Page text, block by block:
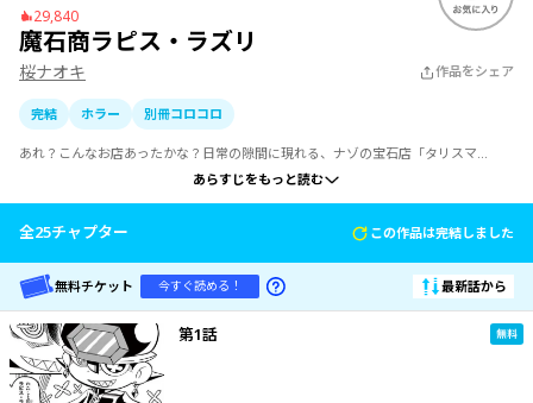
29,840
魔石商ラピス・ラズリ
桜ナオキ 作品をシェア
完結 ホラー 別冊コロコロ
あれ？こんなお店あったかな？日常の隙間に現れる、ナゾの宝石店「タリスマ
そこに足を踏み入れてしまったあなたに、宝石商「ラピス・ラズリ」が怪しげに語
る」力があるんですよ…？
ュエル）」。叶う夢は「悪夢」ですけどね…。
別冊コロコロで毎号読者を震えあがらせる…でも読まずにはいられない大反響の異色
ホラー。クーラーいらずの涼しさ、あっと驚く恐怖をぜひご覧ください。
あらすじをもっと読む
全25チャプター この作品は完結しました
無料チケット 今すぐ読める！ 最新話から
第1話